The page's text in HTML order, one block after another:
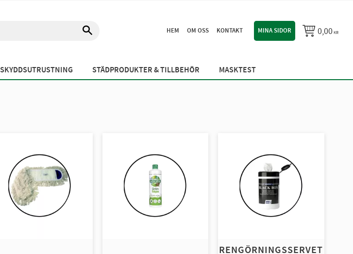
HEM OM OSS KONTAKT MINA SIDOR 0,00KR
SKYDDSUTRUSTNING STÄDPRODUKTER & TILLBEHÖR MASKTEST
RENGÖRNINGSSERVET